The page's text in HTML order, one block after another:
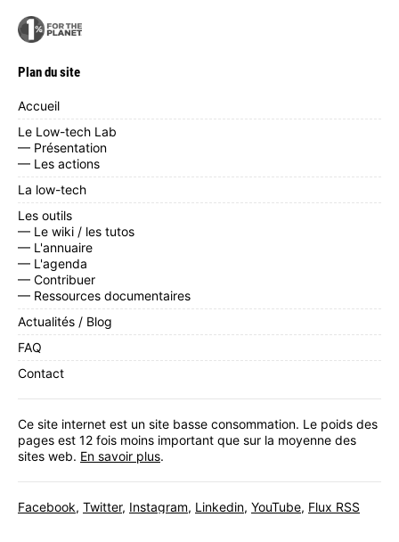
Plan du site
Accueil
Le Low-tech Lab
— Présentation
— Les actions
La low-tech
Les outils
— Le wiki / les tutos
— L'annuaire
— L'agenda
— Contribuer
— Ressources documentaires
Actualités / Blog
FAQ
Contact
Ce site internet est un site basse consommation. Le poids des
pages est 12 fois moins important que sur la moyenne des
sites web. En savoir plus.
Facebook, Twitter, Instagram, Linkedin, YouTube, Flux RSS